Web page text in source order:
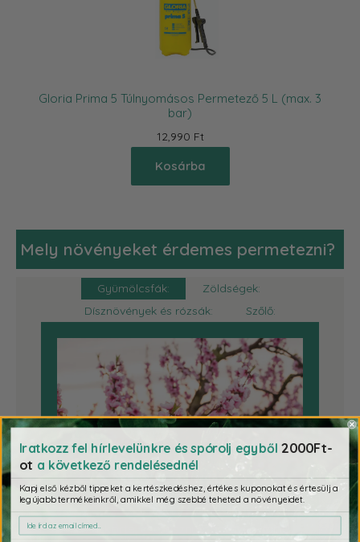
Gloria Prima 5 Túlnyomásos Permetező 5 L (max. 3
bar)
12,990 Ft
Kosárba
Mely növényeket érdemes permetezni?
Gyümölcsfák:
Zöldségek:
Dísznövények és rózsák:
Szőlő:
Alma, körte, cseresznye, barack – mind
Iratkozz fel hírlevelünkre és spórolj egyből 2000Ft-
ot a következő rendelésednél
Kapj első kézből tippeket a kertészkedéshez, értékes kuponokat és értesülj a
legújabb termékeinkről, amikkel még szebbé teheted a növényeidet.